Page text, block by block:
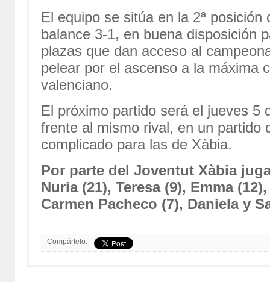
El equipo se sitúa en la 2ª
balance 3-1, en buena disposición
plazas que dan acceso al
pelear por el ascenso a la máxima
valenciano.
El próximo partido será el jueves 5
frente al mismo rival, en un partido
complicado para las de Xàbia.
Por parte del Joventut Xàbia
Nuria (21), Teresa (9), Emma
Carmen Pacheco (7), Daniela y
Compártelo: